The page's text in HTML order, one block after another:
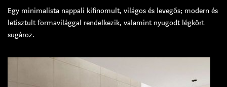
Egy minimalista nappali kifinomult, világos és levegős; modern és
letisztult formavilággal rendelkezik, valamint nyugodt légkört
sugároz.